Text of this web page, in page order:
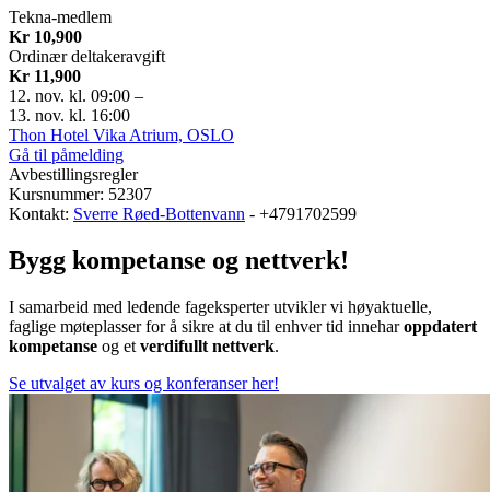
Tekna-medlem
Kr 10,900
Ordinær deltakeravgift
Kr 11,900
12. nov. kl. 09:00 –
13. nov. kl. 16:00
Thon Hotel Vika Atrium, OSLO
Gå til påmelding
Avbestillingsregler
Kursnummer: 52307
Kontakt: Sverre Røed-Bottenvann - +4791702599
Bygg kompetanse og nettverk!
I samarbeid med ledende fageksperter utvikler vi høyaktuelle,
faglige møteplasser for å sikre at du til enhver tid inneharoppdatert
kompetanse og et verdifullt nettverk.
Se utvalget av kurs og konferanser her!